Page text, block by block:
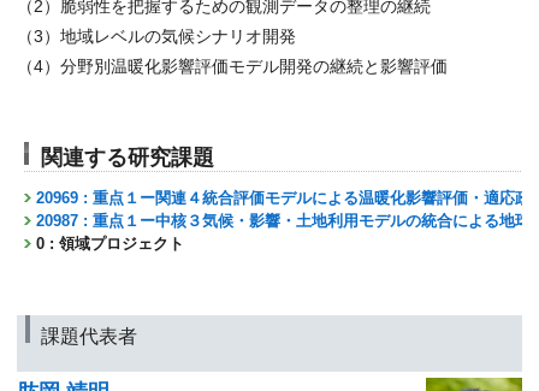
（2）脆弱性を把握するための観測データの整理の継続
（3）地域レベルの気候シナリオ開発
（4）分野別温暖化影響評価モデル開発の継続と影響評価
関連する研究課題
20969 : 重点１ー関連４統合評価モデルによる温暖化影響評価・適応政
20987 : 重点１ー中核３気候・影響・土地利用モデルの統合による地球
0 : 領域プロジェクト
課題代表者